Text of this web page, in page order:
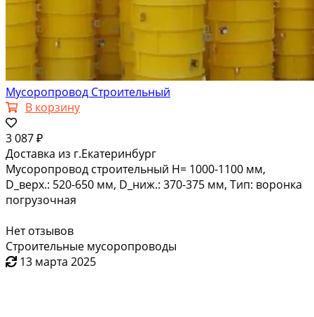
Мусоропровод Строительный
В корзину
3 087 ₽
Доставка из г.Екатеринбург
Мусоропровод строительный H= 1000-1100 мм,
D_верх.: 520-650 мм, D_ниж.: 370-375 мм, Тип: воронка
погрузочная
Нет отзывов
Строительные мусоропроводы
13 марта 2025